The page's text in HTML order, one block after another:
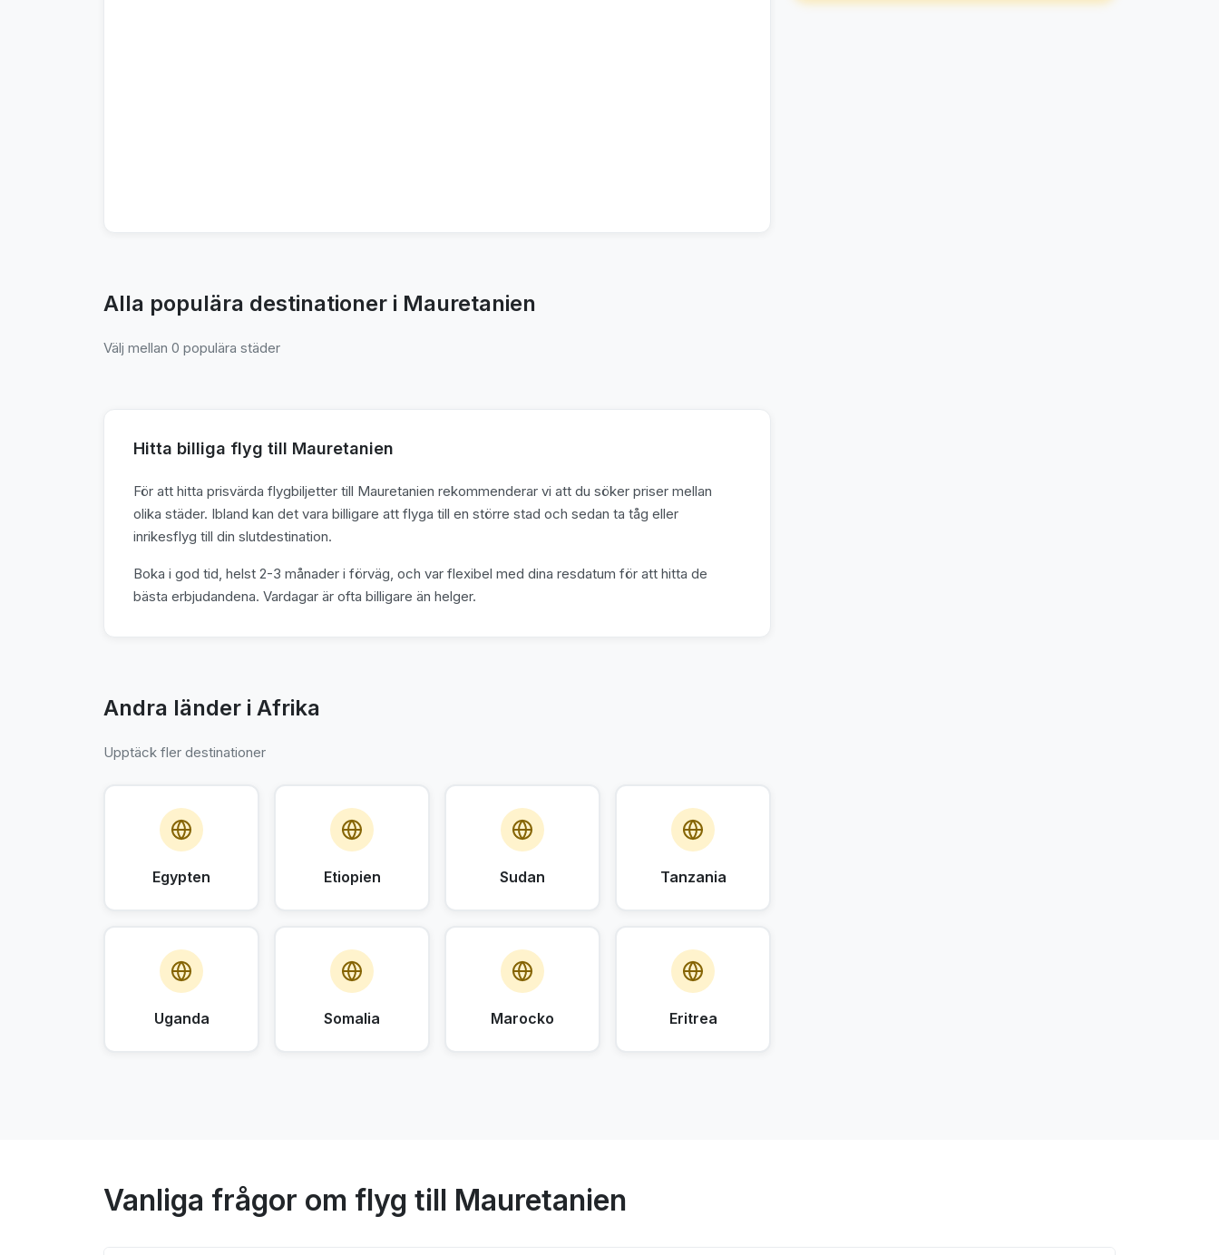
Alla populära destinationer i Mauretanien
Välj mellan 0 populära städer
Hitta billiga flyg till Mauretanien
För att hitta prisvärda flygbiljetter till Mauretanien rekommenderar vi att du söker priser mellan
olika städer. Ibland kan det vara billigare att flyga till en större stad och sedan ta tåg eller
inrikesflyg till din slutdestination.
Boka i god tid, helst 2-3 månader i förväg, och var flexibel med dina resdatum för att hitta de
bästa erbjudandena. Vardagar är ofta billigare än helger.
Andra länder i Afrika
Upptäck fler destinationer
Egypten Etiopien Sudan Tanzania
Uganda Somalia Marocko Eritrea
Vanliga frågor om flyg till Mauretanien